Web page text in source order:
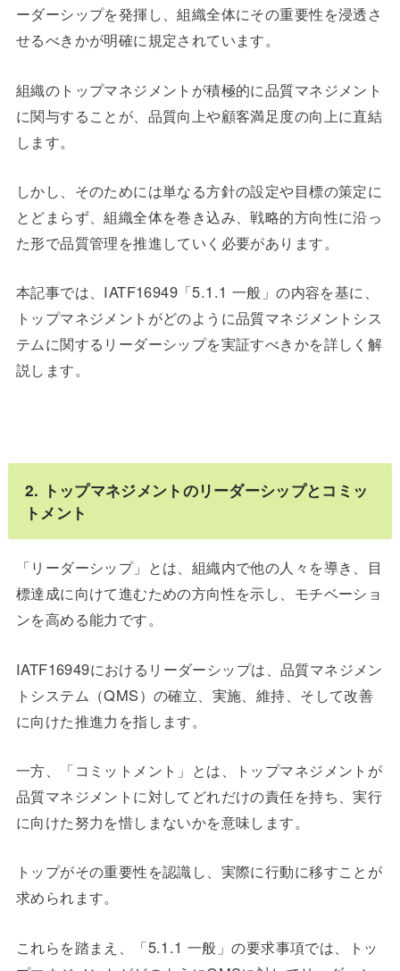
ーダーシップを発揮し、組織全体にその重要性を浸透さ
せるべきかが明確に規定されています。
組織のトップマネジメントが積極的に品質マネジメント
に関与することが、品質向上や顧客満足度の向上に直結
します。
しかし、そのためには単なる方針の設定や目標の策定に
とどまらず、組織全体を巻き込み、戦略的方向性に沿っ
た形で品質管理を推進していく必要があります。
本記事では、IATF16949「5.1.1 一般」の内容を基に、
トップマネジメントがどのように品質マネジメントシス
テムに関するリーダーシップを実証すべきかを詳しく解
説します。
2. トップマネジメントのリーダーシップとコミッ
トメント
「リーダーシップ」とは、組織内で他の人々を導き、目
標達成に向けて進むための方向性を示し、モチベーショ
ンを高める能力です。
IATF16949におけるリーダーシップは、品質マネジメン
トシステム（QMS）の確立、実施、維持、そして改善
に向けた推進力を指します。
一方、「コミットメント」とは、トップマネジメントが
品質マネジメントに対してどれだけの責任を持ち、実行
に向けた努力を惜しまないかを意味します。
トップがその重要性を認識し、実際に行動に移すことが
求められます。
これらを踏まえ、「5.1.1 一般」の要求事項では、トッ